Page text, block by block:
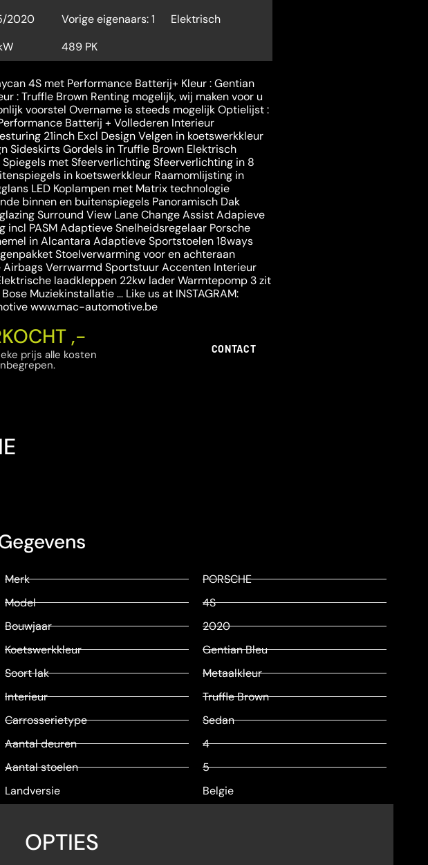
2020
Vorige eigenaars: 1
Elektrisch
489 PK
4S met Performance Batterij+ Kleur : Gentian
: Truffle Brown Renting mogelijk, wij maken voor u
voorstel Overname is steeds mogelijk Optielijst :
Batterij + Vollederen Interieur
21inch Excl Design Velgen in koetswerkkleur
Sideskirts Gordels in Truffle Brown Elektrisch
met Sfeerverlichting Sfeerverlichting in 8
in koetswerkkleur Raamomlijsting in
LED Koplampen met Matrix technologie
binnen en buitenspiegels Panoramisch Dak
Surround View Lane Change Assist Adapieve
incl PASM Adaptieve Snelheidsregelaar Porsche
in Alcantara Adaptieve Sportstoelen 18ways
Stoelverwarming voor en achteraan
Airbags Verrwarmd Sportstuur Accenten Interieur
laadkleppen 22kw lader Warmtepomp 3 zit
Muziekinstallatie … Like us at INSTAGRAM:
www.mac-automotive.be
,-
prijs alle kosten CONTACT
Merk
Model
Bouwjaar
Koetswerkkleur
Soort lak
Interieur
Carrosserietype
Aantal deuren
Aantal stoelen
Landversie
PORSCHE
4S
2020
Gentian Bleu
Metaalkleur
Truffle Brown
Sedan
4
5
Belgie
OPTIES